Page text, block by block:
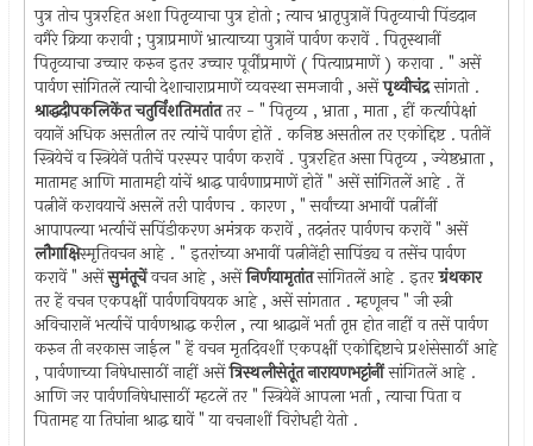
पुत्र तोच पुत्ररहित अशा पितृव्याचा पुत्र होतो ; त्याच भ्रातृपुत्रानें पितृव्याची पिंडदान
वगैरे क्रिया करावी ; पुत्राप्रमाणें भ्रात्याच्या पुत्रानें पार्वण करावें . पितृस्थानीं
पितृव्याचा उच्चार करुन इतर उच्चार पूर्वींप्रमाणें ( पित्याप्रमाणें ) करावा . " असें
पार्वण सांगितलें त्याची देशाचाराप्रमाणें व्यवस्था समजावी , असेंपृथ्वीचंद्रसांगतो .
श्राद्धदीपकलिकेंत चतुर्विंशतिमतांततर - " पितृव्य , भ्राता , माता , हीं कर्त्यापेक्षां
वयानें अधिक असतील तर त्यांचें पार्वण होतें . कनिष्ठ असतील तर एकोद्दिष्ट . पतीनें
स्त्रियेचें व स्त्रियेनें पतीचें परस्पर पार्वण करावें . पुत्ररहित असा पितृव्य , ज्येष्ठभ्राता ,
मातामह आणि मातामही यांचें श्राद्ध पार्वणाप्रमाणें होतें " असें सांगितलें आहे . तें
पत्नीनें करावयाचें असलें तरी पार्वणच . कारण , " सर्वांच्या अभावीं पत्नींनीं
आपापल्या भर्त्याचें सपिंडीकरण अमंत्रक करावें , तदनंतर पार्वणच करावें " असें
लौगाक्षिस्मृतिवचन आहे . " इतरांच्या अभावीं पत्नीनेंही सापिंड्य व तसेंच पार्वण
करावें " असेंसुमंतूचेंवचन आहे , असेंनिर्णयामृतांतसांगितलें आहे . इतरग्रंथकार
तर हें वचन एकपक्षीं पार्वणविषयक आहे , असें सांगतात . म्हणूनच " जी स्त्री
अविचारानें भर्त्याचें पार्वणश्राद्ध करील , त्या श्राद्धानें भर्ता तृप्त होत नाहीं व तसें पार्वण
करुन ती नरकास जाईल " हें वचन मृतदिवशीं एकपक्षीं एकोद्दिष्टाचे प्रशंसेसाठीं आहे
, पार्वणाच्या निषेधासाठीं नाहीं असेंत्रिस्थलीसेतूंत नारायणभट्टांनींसांगितलें आहे .
आणि जर पार्वणनिषेधासाठीं म्हटलें तर " स्त्रियेनें आपला भर्ता , त्याचा पिता व
पितामह या तिघांना श्राद्ध द्यावें " या वचनाशीं विरोधही येतो .